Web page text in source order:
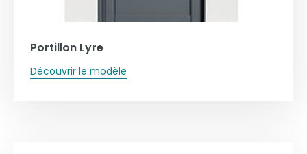
Portillon Lyre
Découvrir le modèle